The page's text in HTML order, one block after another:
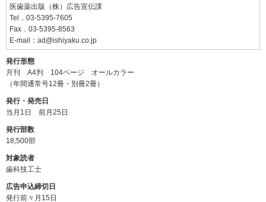
医歯薬出版（株）広告宣伝課
Tel．03-5395-7605
Fax．03-5395-8563
E-mail： ad@ishiyaku.co.jp
発行形態
月刊 A4判 104ページ オールカラー
（年間通常号12冊・別冊2冊）
発行・発売日
当月1日 前月25日
発行部数
18,500部
対象読者
歯科技工士
広告申込締切日
発行前々月15日